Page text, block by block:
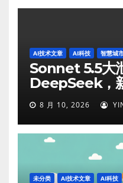
AI技术文章 AI科技 智慧城
Sonnet 5.5大
DeepSeek，
8 月 10, 2026
未分类 AI技术文章 AI科技